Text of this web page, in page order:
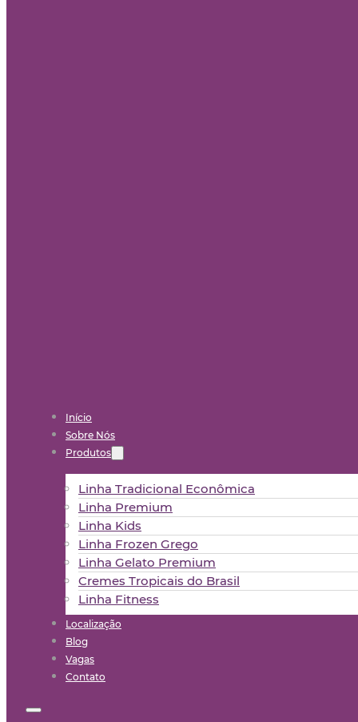
Início
Sobre Nós
Produtos
Linha Tradicional Econômica
Linha Premium
Linha Kids
Linha Frozen Grego
Linha Gelato Premium
Cremes Tropicais do Brasil
Linha Fitness
Localização
Blog
Vagas
Contato